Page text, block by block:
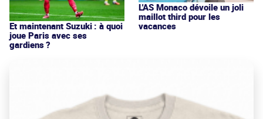
Et maintenant Suzuki : à quoi
joue Paris avec ses
gardiens ?
L'AS Monaco dévoile un joli
maillot third pour les
vacances